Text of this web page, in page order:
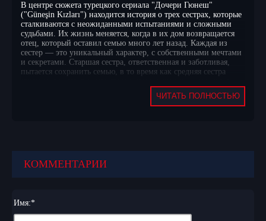
В центре сюжета турецкого сериала "Дочери Гюнеш"
("Güneşin Kızları") находится история о трех сестрах, которые
сталкиваются с неожиданными испытаниями и сложными
судьбами. Их жизнь меняется, когда в их дом возвращается
отец, который оставил семью много лет назад. Каждая из
сестер — это уникальный характер, с собственными мечтами
и секретами. Старшая сестра, ответственная и заботливая,
пытается сохранить семью, в то время как средняя сестра
наивная и доверчивая, попадает в мир, полный опасностей и
с внутренними демонами и внешними вызовами, которые
эмоциональных моментов.
"Дочери Гюнеш" подарят зрителю возможность погрузиться
ЧИТАТЬ ПОЛНОСТЬЮ
КОММЕНТАРИИ
Имя:*